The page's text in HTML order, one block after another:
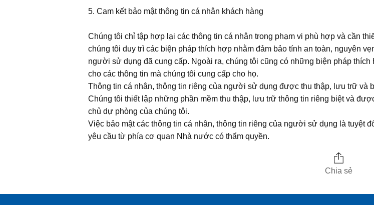
5. Cam kết bảo mật thông tin cá nhân khách hàng
Chúng tôi chỉ tập hợp lại các thông tin cá nhân trong phạm vi phù hợp và cần
chúng tôi duy trì các biện pháp thích hợp nhằm đảm bảo tính an toàn, nguyên
người sử dụng đã cung cấp. Ngoài ra, chúng tôi cũng có những biện pháp
cho các thông tin mà chúng tôi cung cấp cho họ.
Thông tin cá nhân, thông tin riêng của người sử dụng được thu thập, lưu trữ và
Chúng tôi thiết lập những phần mềm thu thập, lưu trữ thông tin riêng biệt và
chủ dự phòng của chúng tôi.
Việc bảo mật các thông tin cá nhân, thông tin riêng của người sử dụng là tuyệt
yêu cầu từ phía cơ quan Nhà nước có thẩm quyền.
Chia sẻ